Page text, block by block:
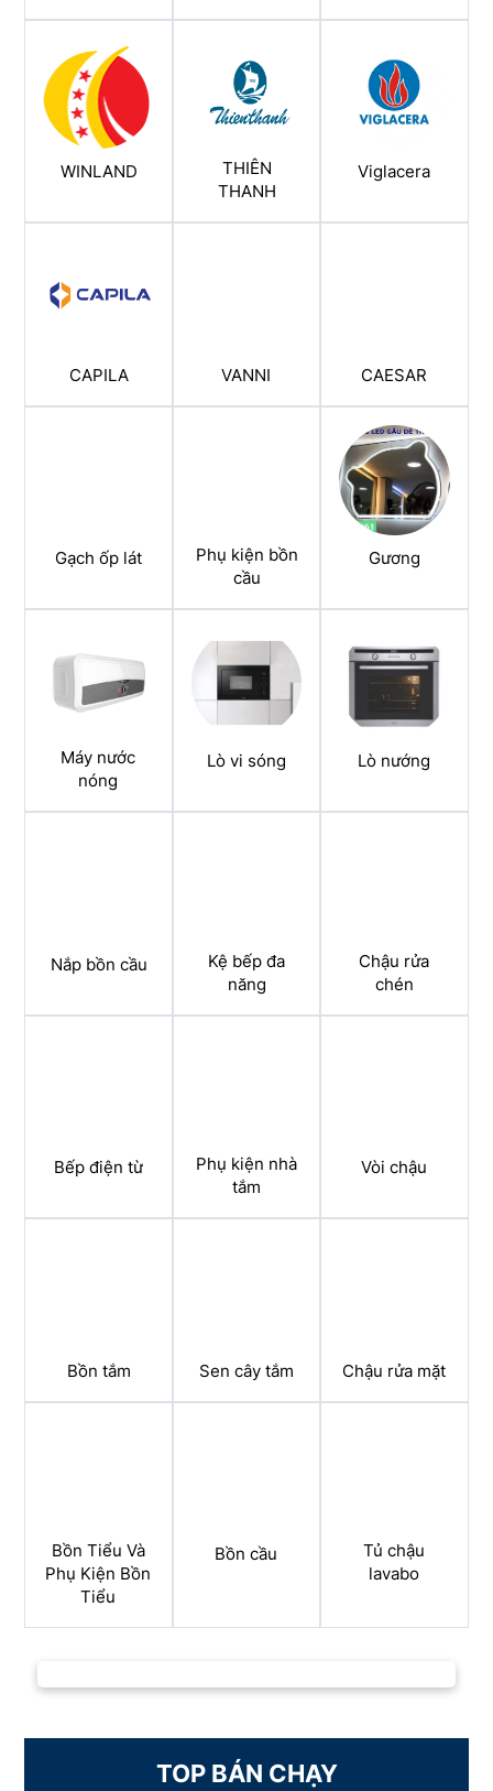
WINLAND
THIÊN
THANH
Viglacera
CAPILA VANNI CAESAR
Gạch ốp lát
Phụ kiện bồn
cầu
Gương
Máy nước
nóng
Lò vi sóng Lò nướng
Nắp bồn cầu
Kệ bếp đa
năng
Chậu rửa
chén
Bếp điện từ
Phụ kiện nhà
tắm
Vòi chậu
Bồn tắm Sen cây tắm Chậu rửa mặt
Bồn Tiểu Và
Phụ Kiện Bồn
Tiểu
Bồn cầu
Tủ chậu
lavabo